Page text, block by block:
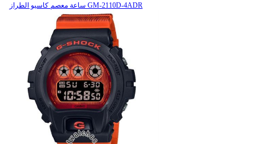
ساعة معصم کاسیو الطراز GM-2110D-4ADR